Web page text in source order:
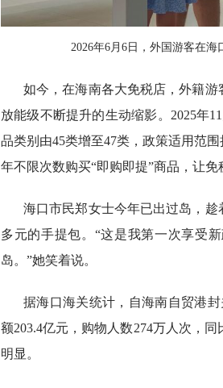
2026年6月6日，外国游客在
如今，在海南各大免税店，外籍
放能级不断提升的生动缩影。2025年
品类别由45类增至47类，政策适用范
年不限次数购买“即购即提”商品，让
海口市民郑女士今年已出过岛，
多元的手提包。“这是我第一次享受
岛。”她笑着说。
据海口海关统计，自海南自贸港
额203.4亿元，购物人数274万人次，
明显。